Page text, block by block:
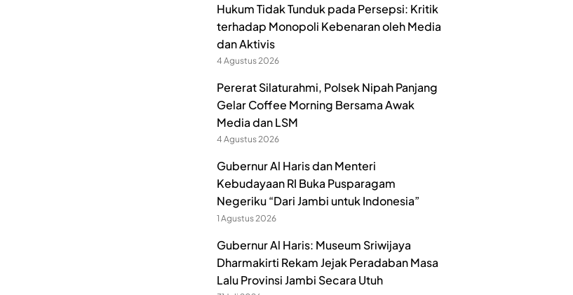
Hukum Tidak Tunduk pada Persepsi: Kritik
terhadap Monopoli Kebenaran oleh Media
dan Aktivis
4 Agustus 2026
Pererat Silaturahmi, Polsek Nipah Panjang
Gelar Coffee Morning Bersama Awak
Media dan LSM
4 Agustus 2026
Gubernur Al Haris dan Menteri
Kebudayaan RI Buka Pusparagam
Negeriku “Dari Jambi untuk Indonesia”
1 Agustus 2026
Gubernur Al Haris: Museum Sriwijaya
Dharmakirti Rekam Jejak Peradaban Masa
Lalu Provinsi Jambi Secara Utuh